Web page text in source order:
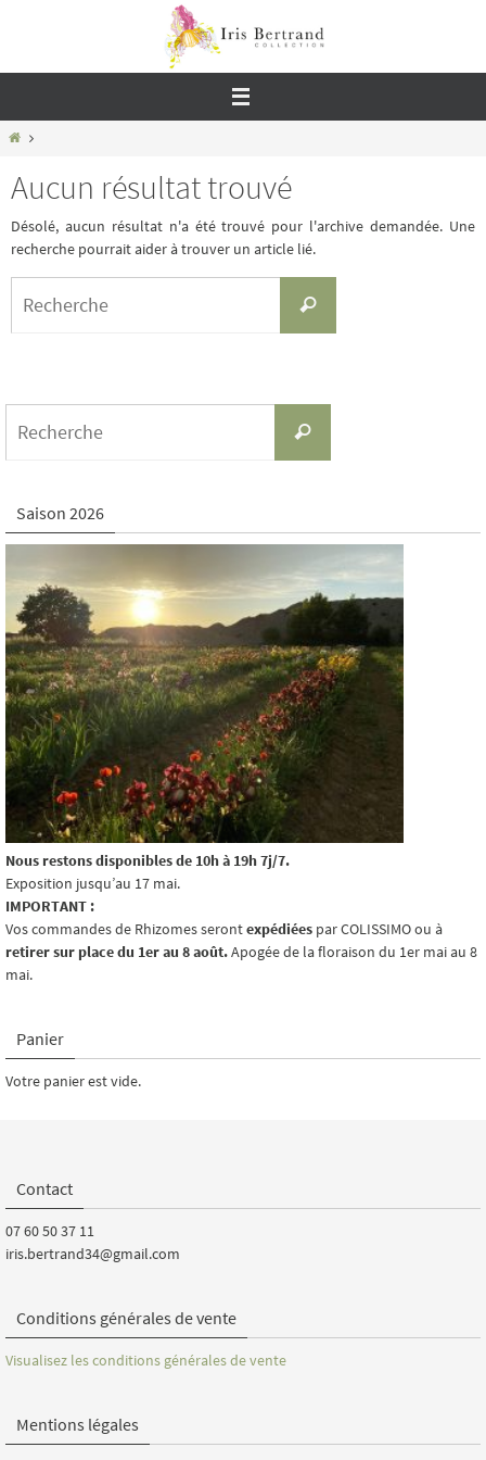
contenu
Home
Aucun résultat trouvé
Désolé, aucun résultat n'a été trouvé pour l'archive demandée. Une
recherche pourrait aider à trouver un article lié.
Recherche
Recherche
Saison 2026
Nous restons disponibles de 10h à 19h 7j/7.
Exposition jusqu’au 17 mai.
IMPORTANT :
Vos commandes de Rhizomes serontexpédiées par COLISSIMO ou à
retirer sur place du 1er au 8 août.Apogée de la floraison du 1er mai au 8
mai.
Panier
Votre panier est vide.
Contact
07 60 50 37 11
iris.bertrand34@gmail.com
Conditions générales de vente
Visualisez les conditions générales de vente
Mentions légales